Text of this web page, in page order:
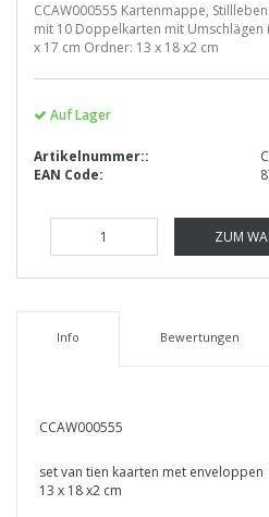
CCAW000555 Kartenmappe,
mit 10 Doppelkarten mit Umschlägen
x 17 cm Ordner: 13 x 18 x2 cm
Auf Lager
Artikelnummer::
EAN Code:
ZUM
Info Bewertungen
CCAW000555
set van tien kaarten met enveloppen
13 x 18 x2 cm